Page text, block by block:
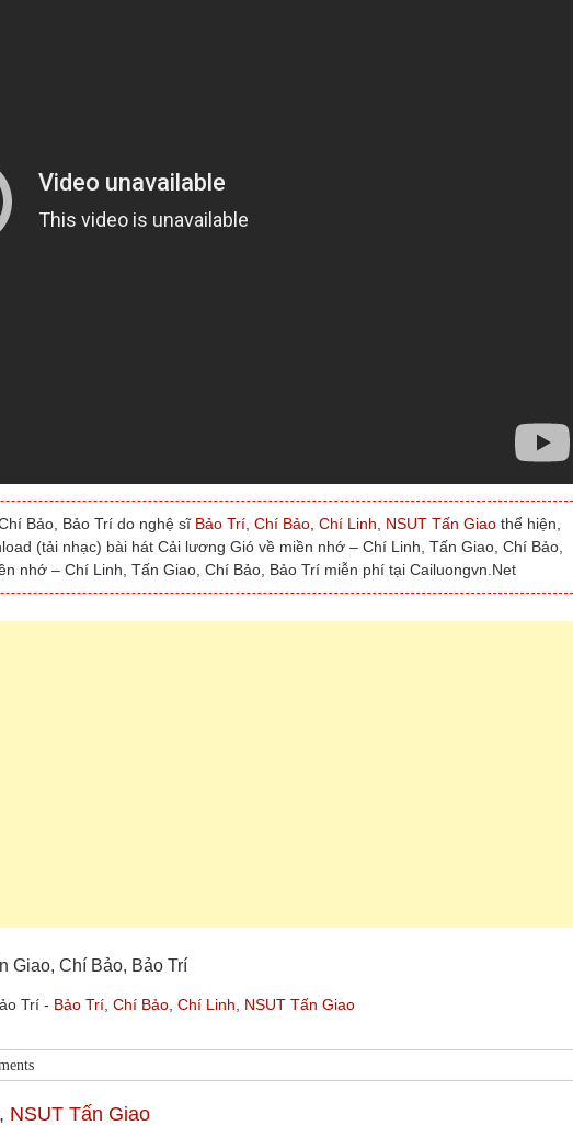
Bảo, Bảo Trí do nghệ sĩ Bảo Trí Chí Bảo Chí Linh NSUT Tấn Giao thể hiện,
(tải nhạc) bài hát Cải lương Gió về miền nhớ – Chí Linh, Tấn Giao, Chí Bảo,
nhớ – Chí Linh, Tấn Giao, Chí Bảo, Bảo Trí miễn phí tại Cailuongvn.Net
Giao, Chí Bảo, Bảo Trí
Trí - Bảo Trí Chí Bảo Chí Linh NSUT Tấn Giao
, NSUT Tấn Giao